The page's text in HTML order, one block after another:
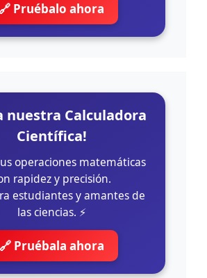
🔗 Pruébalo ahora
nuestra Calculadora
Científica!
operaciones matemáticas
rapidez y precisión.
estudiantes y amantes de
las ciencias. ⚡
🔗 Pruébala ahora